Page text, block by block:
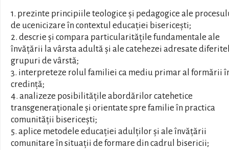
1. prezinte principiile teologice și pedagogice ale
de ucenicizare în contextul educației bisericești;
2. descrie și compara particularitățile fundamentale ale
învățării la vârsta adultă și ale catehezei adresate
grupuri de vârstă;
3. interpreteze rolul familiei ca mediu primar al formării
credință;
4. analizeze posibilitățile abordărilor catehetice
transgeneraționale și orientate spre familie în practica
comunității bisericești;
5. aplice metodele educației adulților și ale învățării
comunitare în situații de formare din cadrul bisericii;